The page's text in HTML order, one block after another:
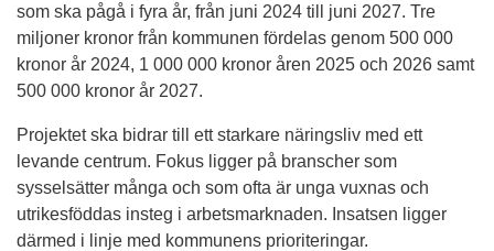
som ska pågå i fyra år, från juni 2024 till juni 2027. Tre
miljoner kronor från kommunen fördelas genom 500 000
kronor år 2024, 1 000 000 kronor åren 2025 och 2026 samt
500 000 kronor år 2027.
Projektet ska bidrar till ett starkare näringsliv med ett
levande centrum. Fokus ligger på branscher som
sysselsätter många och som ofta är unga vuxnas och
utrikesföddas insteg i arbetsmarknaden. Insatsen ligger
därmed i linje med kommunens prioriteringar.